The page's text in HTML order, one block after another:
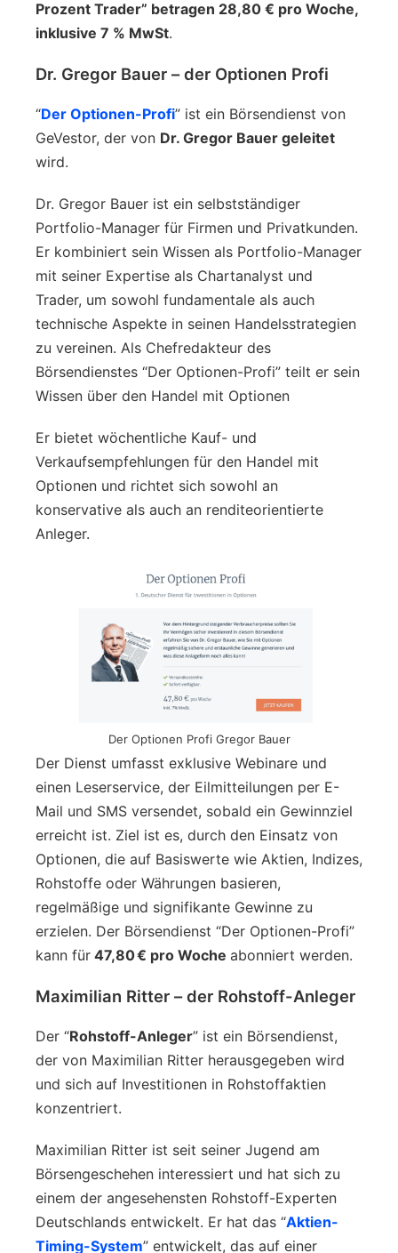
Prozent Trader” betragen 28,80 € pro Woche,
inklusive 7 % MwSt.
Dr. Gregor Bauer – der Optionen Profi
“Der Optionen-Profi” ist ein Börsendienst von
GeVestor, der von Dr. Gregor Bauer geleitet
wird.
Dr. Gregor Bauer ist ein selbstständiger
Portfolio-Manager für Firmen und Privatkunden.
Er kombiniert sein Wissen als Portfolio-Manager
mit seiner Expertise als Chartanalyst und
Trader, um sowohl fundamentale als auch
technische Aspekte in seinen Handelsstrategien
zu vereinen. Als Chefredakteur des
Börsendienstes “Der Optionen-Profi” teilt er sein
Wissen über den Handel mit Optionen
Er bietet wöchentliche Kauf- und
Verkaufsempfehlungen für den Handel mit
Optionen und richtet sich sowohl an
konservative als auch an renditeorientierte
Anleger.
Der Optionen Profi Gregor Bauer
Der Dienst umfasst exklusive Webinare und
einen Leserservice, der Eilmitteilungen per E-
Mail und SMS versendet, sobald ein Gewinnziel
erreicht ist. Ziel ist es, durch den Einsatz von
Optionen, die auf Basiswerte wie Aktien, Indizes,
Rohstoffe oder Währungen basieren,
regelmäßige und signifikante Gewinne zu
erzielen. Der Börsendienst “Der Optionen-Profi”
kann für 47,80 € pro Woche abonniert werden.
Maximilian Ritter – der Rohstoff-Anleger
Der “Rohstoff-Anleger” ist ein Börsendienst,
der von Maximilian Ritter herausgegeben wird
und sich auf Investitionen in Rohstoffaktien
konzentriert.
Maximilian Ritter ist seit seiner Jugend am
Börsengeschehen interessiert und hat sich zu
einem der angesehensten Rohstoff-Experten
Deutschlands entwickelt. Er hat das “Aktien-
Timing-System” entwickelt, das auf einer